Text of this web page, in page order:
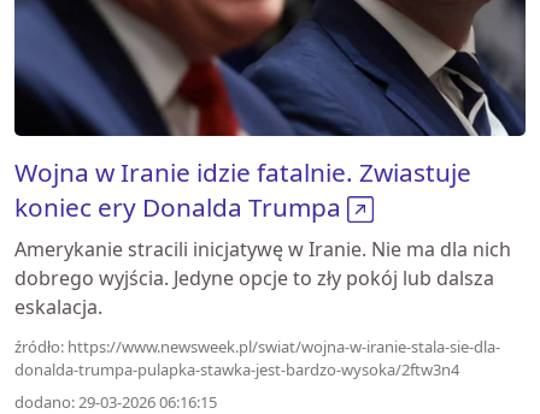
Wojna w Iranie idzie fatalnie. Zwiastuje
koniec ery Donalda Trumpa
Amerykanie stracili inicjatywę w Iranie. Nie ma dla nich
dobrego wyjścia. Jedyne opcje to zły pokój lub dalsza
eskalacja.
źródło: https://www.newsweek.pl/swiat/wojna-w-iranie-stala-sie-dla-
donalda-trumpa-pulapka-stawka-jest-bardzo-wysoka/2ftw3n4
dodano: 29-03-2026 06:16:15